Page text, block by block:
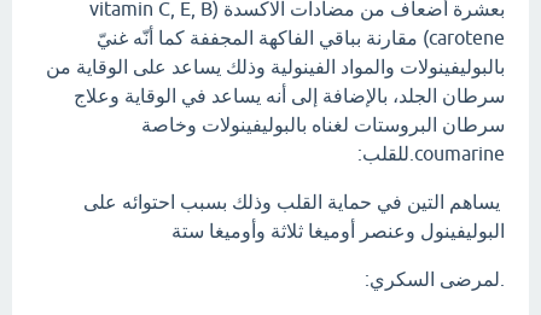
بعشرة أضعاف من مضادات الاكسدة (vitamin C, E, B
carotene) مقارنة بباقي الفاكهة المجففة كما أنّه غنيّ
بالبوليفينولات والمواد الفينولية وذلك يساعد على الوقاية من
سرطان الجلد، بالإضافة إلى أنه يساعد في الوقاية وعلاج
سرطان البروستات لغناه بالبوليفينولات وخاصة
coumarine.للقلب:
يساهم التين في حماية القلب وذلك بسبب احتوائه على
البوليفينول وعنصر أوميغا ثلاثة وأوميغا ستة
.لمرضى السكري: